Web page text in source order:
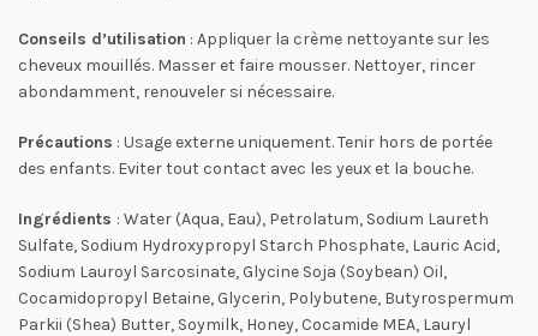
Conseils d’utilisation : Appliquer la crème nettoyante sur les
cheveux mouillés. Masser et faire mousser. Nettoyer, rincer
abondamment, renouveler si nécessaire.
Précautions : Usage externe uniquement. Tenir hors de portée
des enfants. Eviter tout contact avec les yeux et la bouche.
Ingrédients : Water (Aqua, Eau), Petrolatum, Sodium Laureth
Sulfate, Sodium Hydroxypropyl Starch Phosphate, Lauric Acid,
Sodium Lauroyl Sarcosinate, Glycine Soja (Soybean) Oil,
Cocamidopropyl Betaine, Glycerin, Polybutene, Butyrospermum
Parkii (Shea) Butter, Soymilk, Honey, Cocamide MEA, Lauryl